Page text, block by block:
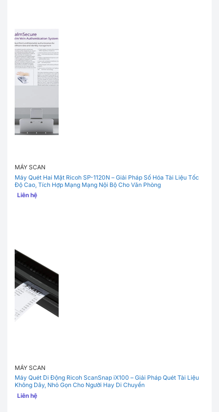
MÁY SCAN
Máy Quét Hai Mặt Ricoh SP-1120N – Giải Pháp Số Hóa Tài Liệu Tốc
Độ Cao, Tích Hợp Mạng Mạng Nội Bộ Cho Văn Phòng
Liên hệ
MÁY SCAN
Máy Quét Di Động Ricoh ScanSnap iX100 – Giải Pháp Quét Tài Liệu
Không Dây, Nhỏ Gọn Cho Người Hay Di Chuyển
Liên hệ